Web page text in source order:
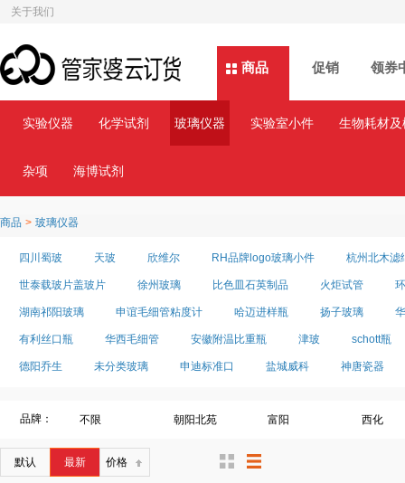
关于我们
商品
实验仪器 化学试剂 玻璃仪器 实验室小件 生物耗材
杂项 海博试剂
商品 促销 领券
商品 > 玻璃仪器
四川蜀玻 天玻 欣维尔 RH品牌logo玻璃小件 杭州北木滤
世泰载玻片盖玻片 徐州玻璃 比色皿石英制品 火炬试管
湖南祁阳玻璃 申谊毛细管粘度计 哈迈进样瓶 扬子玻璃
有利丝口瓶 华西毛细管 安徽附温比重瓶 津玻 schott瓶
德阳乔生 未分类玻璃 申迪标准口 盐城威科 神唐瓷器
品牌： 不限 朝阳北苑 富阳 西化
默认 最新 价格